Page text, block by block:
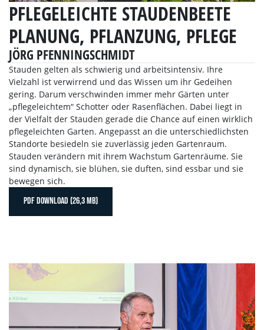
PFLEGELEICHTE STAUDENBEETE
PLANUNG, PFLANZUNG, PFLEGE
JÖRG PFENNINGSCHMIDT
Stauden gelten als schwierig und arbeitsintensiv. Ihre
Vielzahl ist verwirrend und das Wissen um ihr Gedeihen
gering. Darum verschwinden immer mehr Gärten unter
„pflegeleichtem“ Schotter oder Rasenflächen. Dabei liegt in
der Vielfalt der Stauden gerade die Chance auf einen wirklich
pflegeleichten Garten. Angepasst an die unterschiedlichsten
Standorte besiedeln sie zuverlässig jeden Gartenraum.
Stauden verändern mit ihrem Wachstum Gartenräume. Sie
sind dynamisch, sie blühen, sie duften, sind essbar und sie
bewegen sich.
PDF DOWNLOAD (26,3 MB)